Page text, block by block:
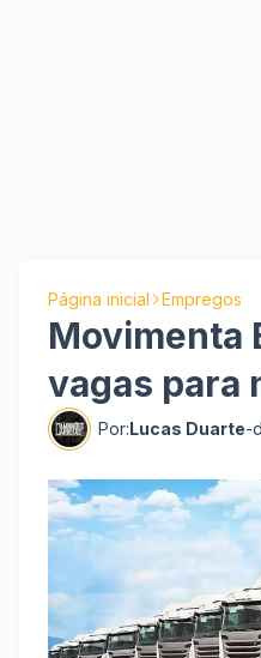
Página inicial Empregos
Movimenta
vagas para
Por:Lucas Duarte-